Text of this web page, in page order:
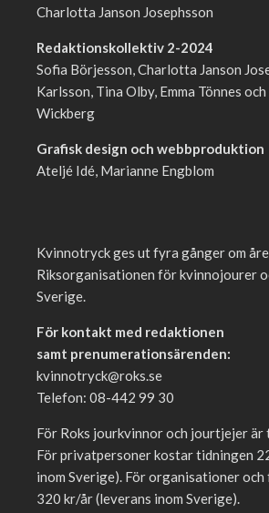
Charlotta Janson Josephsson
Redaktionskollektiv 2-2024
Sofia Börjesson, Charlotta Janson
Karlsson, Tina Olby, Emma Tönnes och
Wickberg
Grafisk design och webbproduktion
Ateljé Idé, Marianne Engblom
Kvinnotryck ges ut fyra gånger om
Riksorganisationen för kvinnojourer
Sverige.
För kontakt med redaktionen
samt prenumerationsärenden:
kvinnotryck@roks.se
Telefon: 08-442 99 30
För Roks jourkvinnor och jourtjejer
För privatpersoner kostar tidningen
inom Sverige). För organisationer
320 kr/år (leverans inom Sverige).